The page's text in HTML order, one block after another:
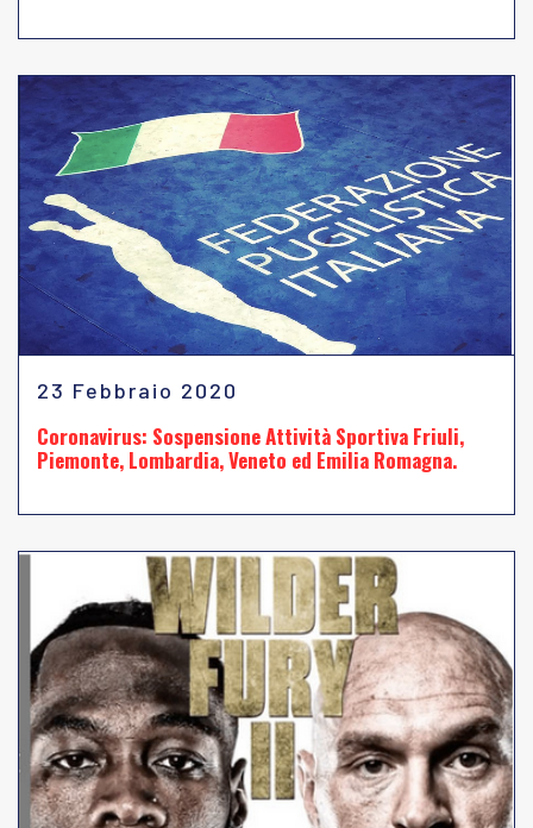
23 Febbraio 2020
Coronavirus: Sospensione Attività Sportiva Friuli,
Piemonte, Lombardia, Veneto ed Emilia Romagna.